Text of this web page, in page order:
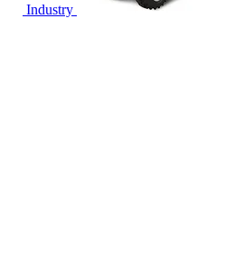
Industry